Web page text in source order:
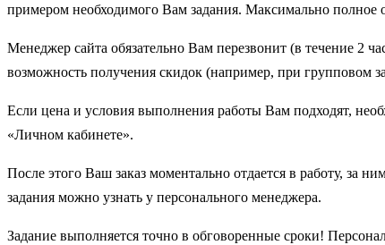
примером необходимого Вам задания. Максимально полное
Менеджер сайта обязательно Вам перезвонит (в течение 2
возможность получения скидок (например, при групповом
Если цена и условия выполнения работы Вам подходят,
«Личном кабинете».
После этого Ваш заказ моментально отдается в работу, за
задания можно узнать у персонального менеджера.
Задание выполняется точно в обговоренные сроки!